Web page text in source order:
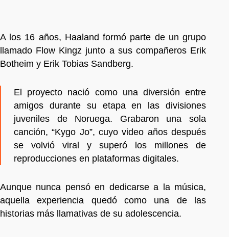
A los 16 años, Haaland formó parte de un grupo
llamado Flow Kingz junto a sus compañeros Erik
Botheim y Erik Tobias Sandberg.
El proyecto nació como una diversión entre
amigos durante su etapa en las divisiones
juveniles de Noruega. Grabaron una sola
canción, “Kygo Jo”, cuyo video años después
se volvió viral y superó los millones de
reproducciones en plataformas digitales.
Aunque nunca pensó en dedicarse a la música,
aquella experiencia quedó como una de las
historias más llamativas de su adolescencia.